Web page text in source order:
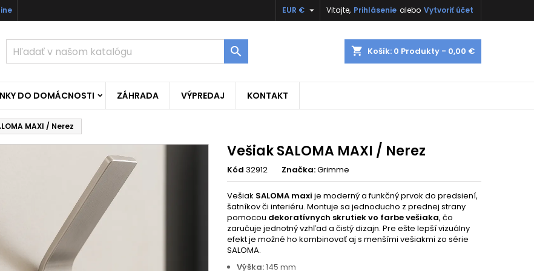
Vitajte, Prihlásenie alebo Vytvoriť účet
EUR € 
shopping_cart Košík: 0 Produkty - 0,00 €

DO DOMÁCNOSTI ZÁHRADA VÝPREDAJ KONTAKT
MAXI / Nerez
Vešiak SALOMA MAXI / Nerez
Kód 32912 Značka:Grimme
Vešiak SALOMA maxi je moderný a funkčný prvok do predsiení,
šatníkov či interiéru. Montuje sa jednoducho z prednej strany
pomocou dekoratívnych skrutiek vo farbe vešiaka, čo
zaručuje jednotný vzhľad a čistý dizajn. Pre ešte lepší vizuálny
efekt je možné ho kombinovať aj s menšími vešiakmi zo série
SALOMA.
Výška:145 mm